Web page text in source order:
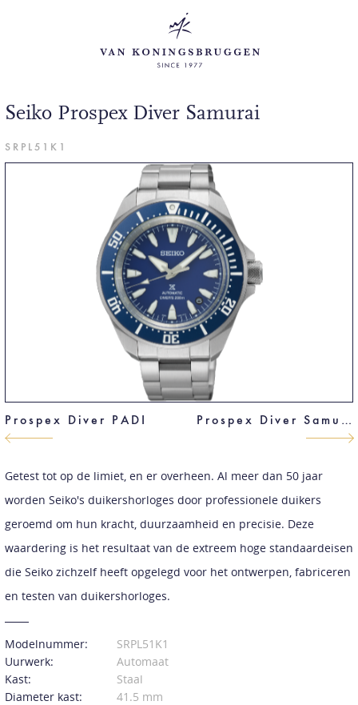
Seiko Prospex Diver Samurai
SRPL51K1
Prospex Diver PADI Prospex Diver Samurai PADI Special
Getest tot op de limiet, en er overheen. Al meer dan 50 jaar
worden Seiko's duikershorloges door professionele duikers
geroemd om hun kracht, duurzaamheid en precisie. Deze
waardering is het resultaat van de extreem hoge standaardeisen
die Seiko zichzelf heeft opgelegd voor het ontwerpen, fabriceren
en testen van duikershorloges.
Modelnummer:
SRPL51K1
Uurwerk:
Automaat
Kast:
Staal
Diameter kast:
41.5 mm